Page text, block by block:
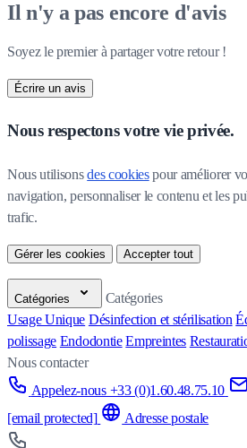
Il n'y a pas encore d'avis
Soyez le premier à partager votre retour !
Écrire un avis
Nous respectons votre vie privée.
Nous utilisons des cookies pour améliorer
navigation, personnaliser le contenu et les
trafic.
Gérer les cookies Accepter tout
Catégories
Catégories
Usage Unique Désinfection et stérilisation
polissage Endodontie Empreintes
Nous contacter
Appelez-nous +33 (0)1.60.48.75.10
[email protected]
Adresse postale